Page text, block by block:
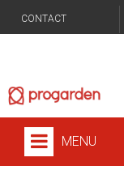
CONTACT
MENU